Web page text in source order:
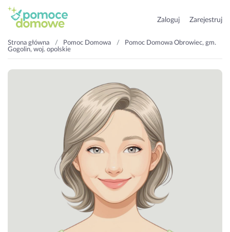
Zaloguj Zarejestruj
Strona główna Pomoc Domowa
Pomoc Domowa Obrowiec, gm.
Gogolin, woj. opolskie